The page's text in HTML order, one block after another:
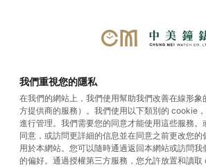
隱私權政策
目錄
我們重視您的隱私
在我們的網站上，我們使用幫助我們改善在線形象
方提供商的服務）。我們使用以下類別的 cookie
進行管理。我們需要您的同意才能使用這些服務。
同意，或訪問更詳細的信息並在同意之前更改您的
用於本網站。您可以隨時通過返回本網站或訪問
的偏好。通過授權第三方服務，您允許放置和讀